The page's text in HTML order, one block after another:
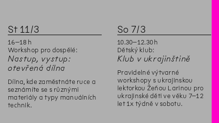
St 11 /3
16–18 h
Workshop pro dospělé:
Nastup, vystup:
otevřená dílna
Dílna, kde zaměstnáte ruce a
seznámíte se s různými
materiály a typy manuálních
technik.
So 7/3
10.30–12.30 h
Dětský klub:
Klub v ukrajinštině
Pravidelné výtvarné
workshopy s ukrajinskou
lektorkou Žeňou Larinou pro
ukrajinské děti ve věku 7–12
let 1x týdně v sobotu.